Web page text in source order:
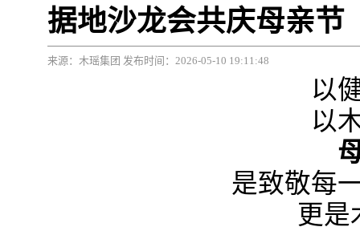
据地沙龙会共庆母亲节
来源：木瑶集团 发布时间：2026-05-10 19:11:48
以健
以木
是致敬每一
更是